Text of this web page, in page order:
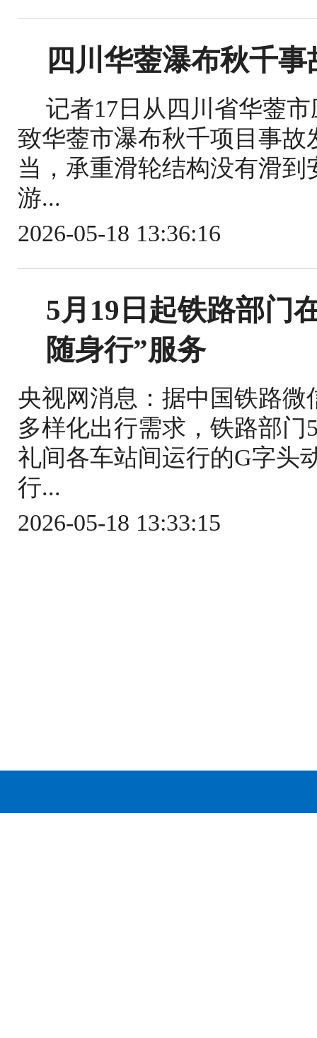
四川华蓥瀑布秋千
记者17日从四川省华蓥
致华蓥市瀑布秋千项目事
当，承重滑轮结构没有滑
游...
2026-05-18 13:36:16
5月19日起铁路部门
随身行”服务
央视网消息：据中国铁路
多样化出行需求，铁路部门
礼间各车站间运行的G字头
行...
2026-05-18 13:33:15